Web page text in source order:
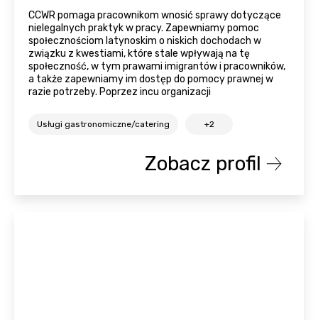
CCWR pomaga pracownikom wnosić sprawy dotyczące
nielegalnych praktyk w pracy. Zapewniamy pomoc
społecznościom latynoskim o niskich dochodach w
związku z kwestiami, które stale wpływają na tę
społeczność, w tym prawami imigrantów i pracowników,
a także zapewniamy im dostęp do pomocy prawnej w
razie potrzeby. Poprzez incu organizacji
Usługi gastronomiczne/catering +2
Zobacz profil